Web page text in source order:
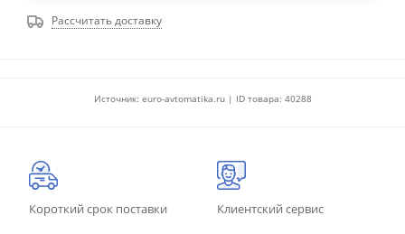
Рассчитать доставку
Источник: euro-avtomatika.ru | ID товара: 40288
Короткий срок поставки Клиентский сервис